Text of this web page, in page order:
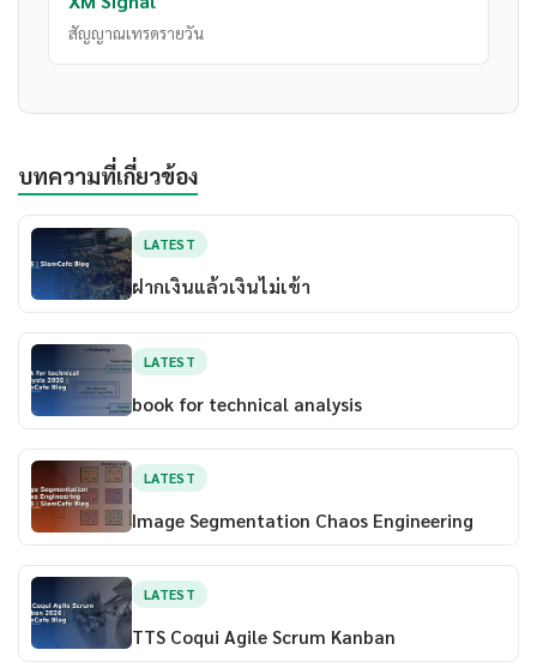
สัญญาณเทรดรายวัน
บทความที่เกี่ยวข้อง
LATEST
ฝากเงินแล้วเงินไม่เข้า
LATEST
book for technical analysis
LATEST
Image Segmentation Chaos Engineering
LATEST
TTS Coqui Agile Scrum Kanban